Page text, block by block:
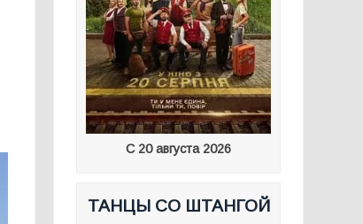
С 20 августа 2026
ТАНЦЫ СО ШТАНГОЙ